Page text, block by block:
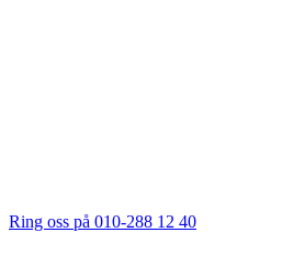
Ring oss på 010-288 12 40